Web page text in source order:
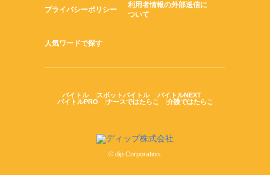
プライバシーポリシー
利用者情報の外部送信に
ついて
人気ワードで探す
バイトル スポットバイトル
バイトルNEXT
バイトルPRO
ナースではたらこ 介護ではたらこ
© dip Corporation.